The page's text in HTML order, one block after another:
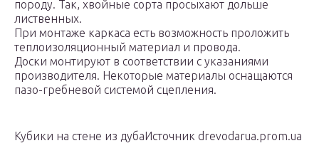
породу. Так, хвойные сорта просыхают дольше
лиственных.
При монтаже каркаса есть возможность проложить
теплоизоляционный материал и провода.
Доски монтируют в соответствии с указаниями
производителя. Некоторые материалы оснащаются
пазо-гребневой системой сцепления.
Кубики на стене из дубаИсточник drevodarua.prom.ua